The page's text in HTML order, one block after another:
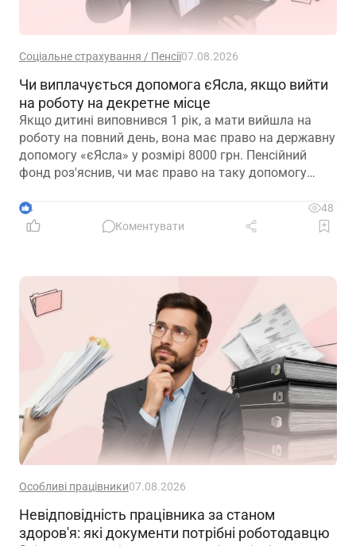
Соціальне страхування / Пенсії07.08.2026
Чи виплачується допомога єЯсла, якщо вийти
на роботу на декретне місце
Якщо дитині виповнився 1 рік, а мати вийшла на
роботу на повний день, вона має право на державну
допомогу «єЯсла» у розмірі 8000 грн. Пенсійний
фонд роз'яснив, чи має право на таку допомогу
4
48
Коментувати
Особливі працівники07.08.2026
Невідповідність працівника за станом
здоров'я: які документи потрібні роботодавцю